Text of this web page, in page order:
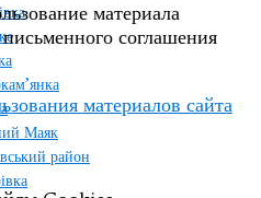
Маяк
район
материала
соглашения
материалов сайта